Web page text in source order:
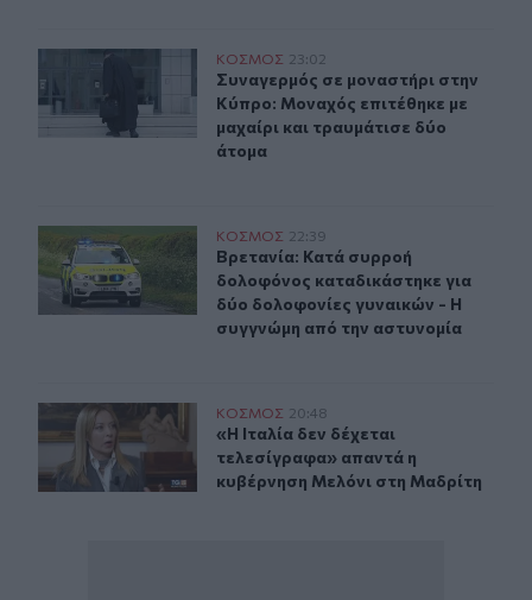
Συναγερμός σε μοναστήρι στην Κύπρο: Μοναχός
ΚΟΣΜΟΣ 23:02
Συναγερμός σε μοναστήρι στην
Συναγερμός σε μοναστήρι στην
Κύπρο: Μοναχός επιτέθηκε με
μαχαίρι και τραυμάτισε δύο
άτομα
Βρετανία: Κατά συρροή δολοφόνος καταδικάστηκε
ΚΟΣΜΟΣ 22:39
Βρετανία: Κατά συρροή
Βρετανία: Κατά συρροή
δολοφόνος καταδικάστηκε για
δύο δολοφονίες γυναικών - Η
συγγνώμη από την αστυνομία
«Η Ιταλία δεν δέχεται τελεσίγραφα» απαντά η
ΚΟΣΜΟΣ 20:48
«Η Ιταλία δεν δέχεται
«Η Ιταλία δεν δέχεται
τελεσίγραφα» απαντά η
κυβέρνηση Μελόνι στη Μαδρίτη